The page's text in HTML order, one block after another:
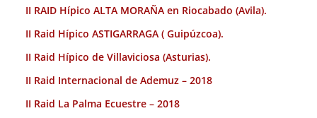
II RAID Hípico ALTA MORAÑA en Riocabado (Avila).
II Raid Hípico ASTIGARRAGA ( Guipúzcoa).
II Raid Hípico de Villaviciosa (Asturias).
II Raid Internacional de Ademuz – 2018
II Raid La Palma Ecuestre – 2018